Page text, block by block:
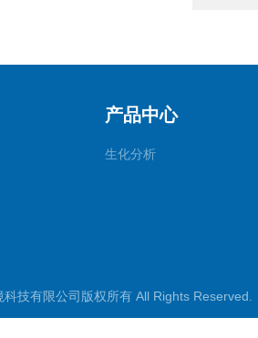
产品中心
生化分析
科技有限公司版权所有 All Rights